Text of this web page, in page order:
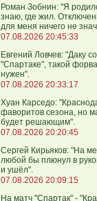
Роман Зобнин: "Я
знаю, где жил.
для меня ничего не
07.08.2026 20:45:33
Евгений Ловчев: "Даку
"Спартаке", такой
нужен".
07.08.2026 20:33:17
Хуан Карседо:
фаворитов сезона, но
будет решающим".
07.08.2026 20:20:45
Сергей Кирьяков: "На
любой бы плюнул в
и ушёл".
07.08.2026 20:09:15
На матч "Спартак" -